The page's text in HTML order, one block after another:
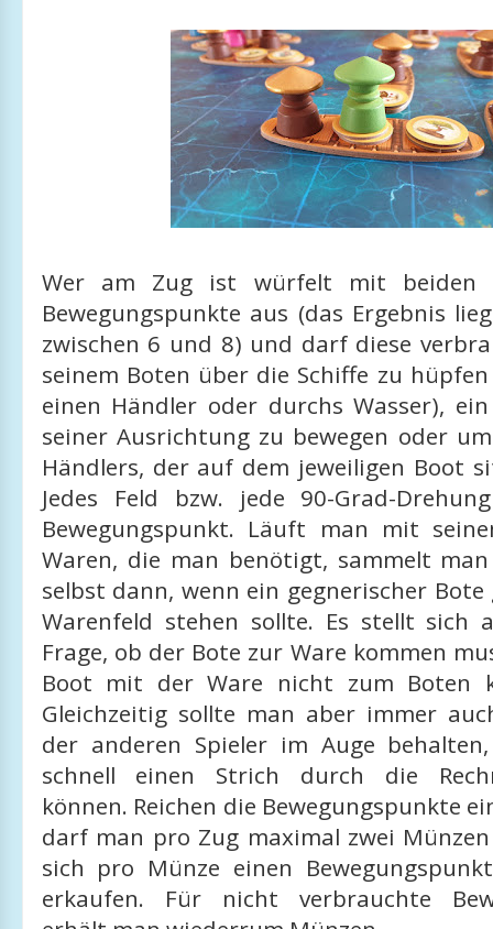
Wer am Zug ist würfelt mit beiden
Bewegungspunkte aus (das Ergebnis
zwischen 6 und 8) und darf diese
seinem Boten über die Schiffe zu
einen Händler oder durchs Wasser),
seiner Ausrichtung zu bewegen oder
Händlers, der auf dem jeweiligen Boot
Jedes Feld bzw. jede 90-Grad-
Bewegungspunkt. Läuft man mit
Waren, die man benötigt, sammelt
selbst dann, wenn ein gegnerischer
Warenfeld stehen sollte. Es stellt sich
Frage, ob der Bote zur Ware kommen
Boot mit der Ware nicht zum Boten
Gleichzeitig sollte man aber immer
der anderen Spieler im Auge
schnell einen Strich durch die
können. Reichen die Bewegungspunkte
darf man pro Zug maximal zwei
sich pro Münze einen
erkaufen. Für nicht verbrauchte